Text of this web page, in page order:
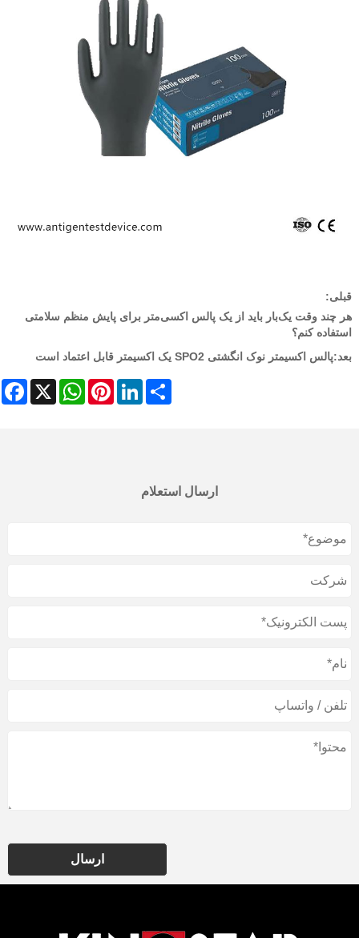
قبلی:
هر چند وقت یک‌بار باید از یک پالس اکسی‌متر برای پایش منظم سلامتی
استفاده کنم؟
بعد:پالس اکسیمتر نوک انگشتی SPO2 یک اکسیمتر قابل اعتماد است
X
WhatsAppPinterestLinkedInShare
ارسال استعلام
ارسال